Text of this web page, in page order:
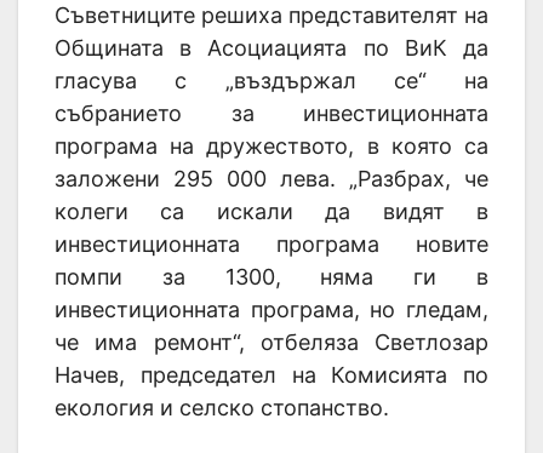
Съветниците решиха представителят на
Общината в Асоциацията по ВиК да
гласува с „въздържал се“ на
събранието за инвестиционната
програма на дружеството, в която са
заложени 295 000 лева. „Разбрах, че
колеги са искали да видят в
инвестиционната програма новите
помпи за 1300, няма ги в
инвестиционната програма, но гледам,
че има ремонт“, отбеляза Светлозар
Начев, председател на Комисията по
екология и селско стопанство.